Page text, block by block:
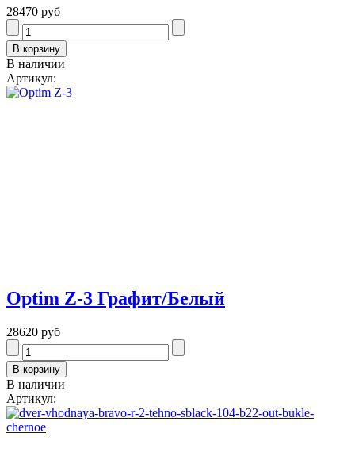
28470 руб
В наличии
Артикул:
Optim Z-3 Графит/Белый
28620 руб
В наличии
Артикул: